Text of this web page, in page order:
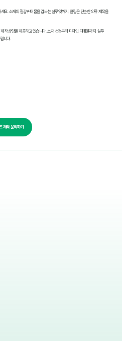
요. 소재의 질감부터 몸을 감싸는 실루엣까지, 클림은 단순한 의류 제작을
상담을 제공하고 있습니다. 소재 선정부터 디자인 디테일까지, 실무
니다.
제작 문의하기